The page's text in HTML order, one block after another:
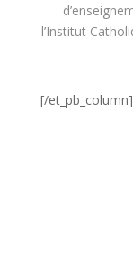
l’Institut
[/et_pb_column]